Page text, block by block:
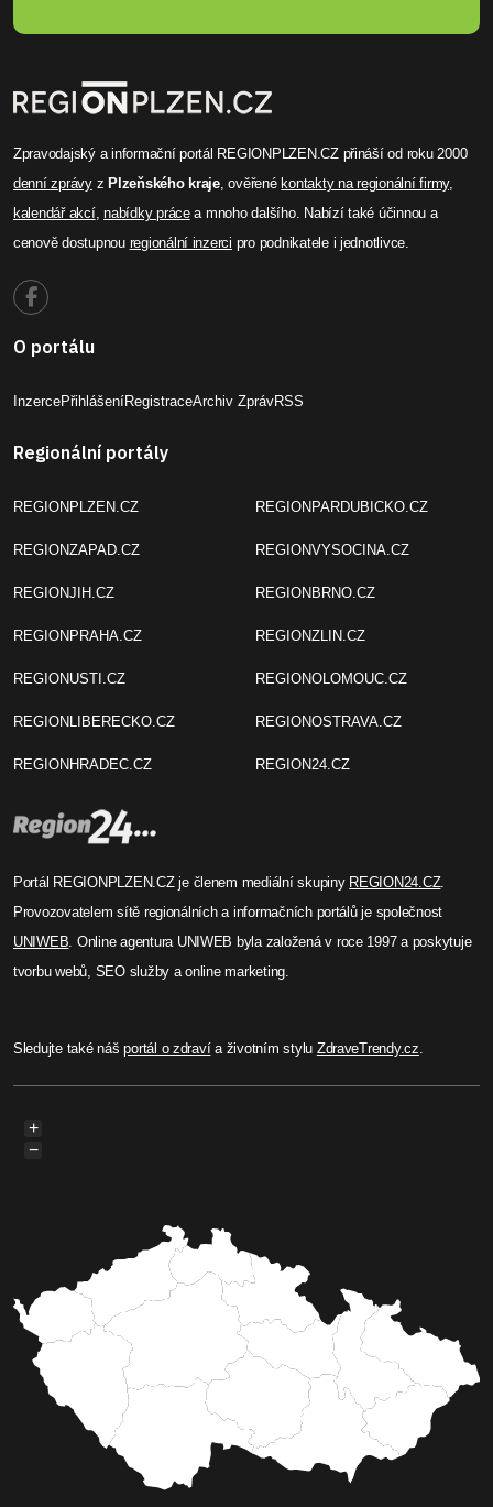
Zpravodajský a informační portál REGIONPLZEN.CZ přináší od roku 2000
denní zprávyz Plzeňského kraje, ověřené kontakty na regionální firmy,
kalendář akcí,nabídky prácea mnoho dalšího. Nabízí také účinnou a
cenově dostupnou regionální inzerci pro podnikatele i jednotlivce.
O portálu
InzercePřihlášeníRegistraceArchiv ZprávRSS
Regionální portály
REGIONPLZEN.CZ
REGIONZAPAD.CZ
REGIONJIH.CZ
REGIONPRAHA.CZ
REGIONUSTI.CZ
REGIONLIBERECKO.CZ
REGIONHRADEC.CZ
REGIONPARDUBICKO.CZ
REGIONVYSOCINA.CZ
REGIONBRNO.CZ
REGIONZLIN.CZ
REGIONOLOMOUC.CZ
REGIONOSTRAVA.CZ
REGION24.CZ
Portál REGIONPLZEN.CZ je členem mediální skupiny REGION24.CZ.
Provozovatelem sítě regionálních a informačních portálů je společnost
UNIWEB. Online agentura UNIWEB byla založená v roce 1997 a poskytuje
tvorbu webů, SEO služby a online marketing.
Sledujte také nášportál o zdravía životním stylu ZdraveTrendy.cz.
+
−